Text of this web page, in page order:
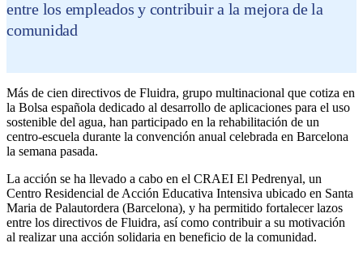
entre los empleados y contribuir a la mejora de la
comunidad
Más de cien directivos de Fluidra, grupo multinacional que cotiza en
la Bolsa española dedicado al desarrollo de aplicaciones para el uso
sostenible del agua, han participado en la rehabilitación de un
centro-escuela durante la convención anual celebrada en Barcelona
la semana pasada.
La acción se ha llevado a cabo en el CRAEI El Pedrenyal, un
Centro Residencial de Acción Educativa Intensiva ubicado en Santa
Maria de Palautordera (Barcelona), y ha permitido fortalecer lazos
entre los directivos de Fluidra, así como contribuir a su motivación
al realizar una acción solidaria en beneficio de la comunidad.